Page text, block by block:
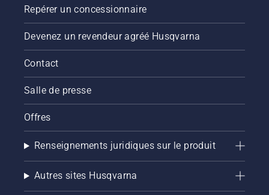
Repérer un concessionnaire
Devenez un revendeur agréé Husqvarna
Contact
Salle de presse
Offres
Renseignements juridiques sur le produit
Autres sites Husqvarna